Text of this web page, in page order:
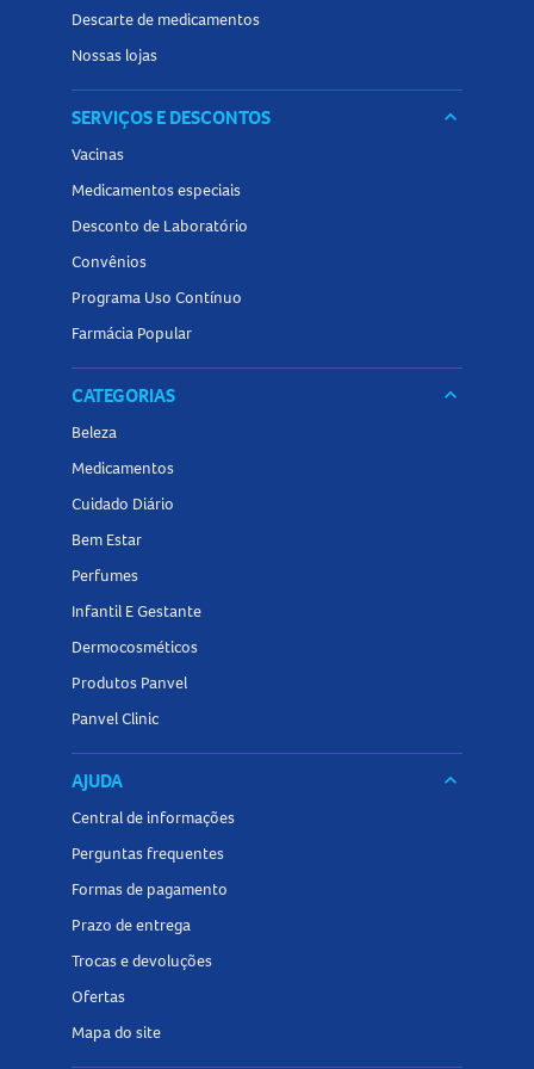
Descarte de medicamentos
Nossas lojas
SERVIÇOS E DESCONTOS keyboard_arrow_down
Vacinas
Medicamentos especiais
Desconto de Laboratório
Convênios
Programa Uso Contínuo
Farmácia Popular
CATEGORIAS keyboard_arrow_down
Beleza
Medicamentos
Cuidado Diário
Bem Estar
Perfumes
Infantil E Gestante
Dermocosméticos
Produtos Panvel
Panvel Clinic
AJUDA keyboard_arrow_down
Central de informações
Perguntas frequentes
Formas de pagamento
Prazo de entrega
Trocas e devoluções
Ofertas
Mapa do site